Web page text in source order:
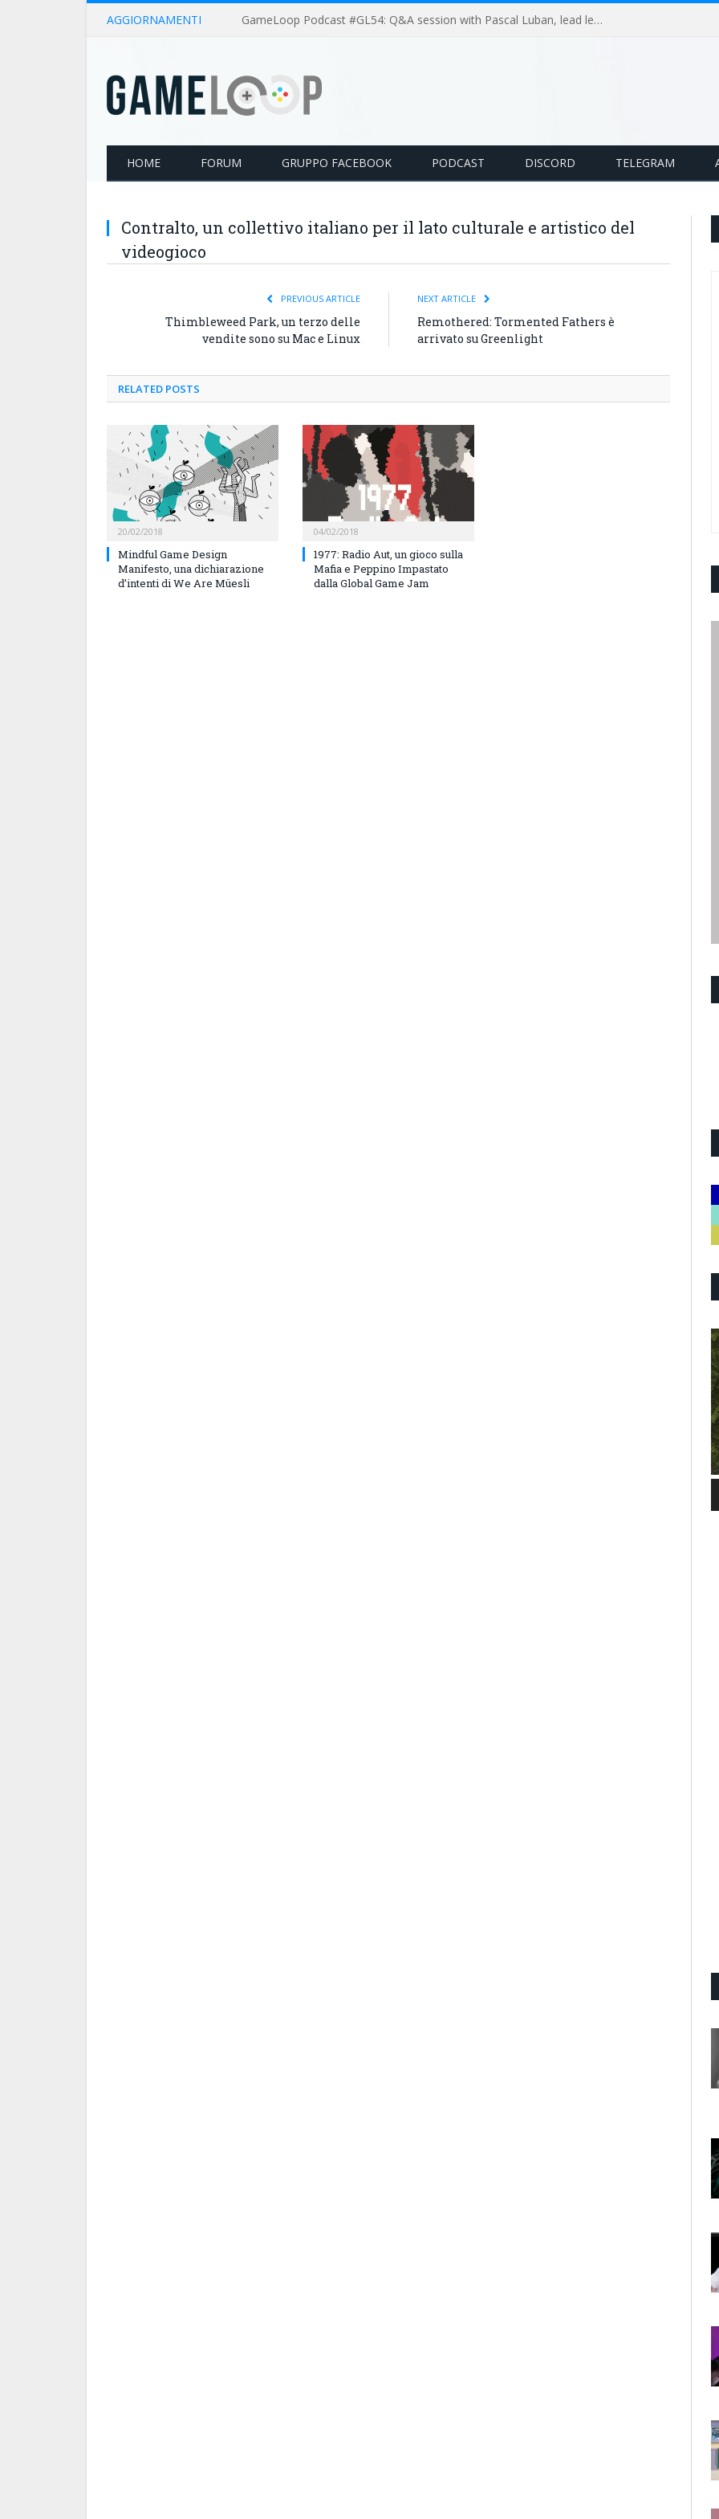
AGGIORNAMENTI GameLoop Podcast #GL54: Q&A session with Pascal Luban, lead level designer on Splinter Cell multiplayer games
HOME FORUM GRUPPO FACEBOOK PODCAST DISCORD TELEGRAM
Contralto, un collettivo italiano per il lato culturale e artistico del
videogioco
PREVIOUS ARTICLE
Thimbleweed Park, un terzo delle
vendite sono su Mac e Linux
NEXT ARTICLE
Remothered: Tormented Fathers è
arrivato su Greenlight
RELATED POSTS
20/02/2018
Mindful Game Design
Manifesto, una dichiarazione
d’intenti di We Are Müesli
04/02/2018
1977: Radio Aut, un gioco sulla
Mafia e Peppino Impastato
dalla Global Game Jam